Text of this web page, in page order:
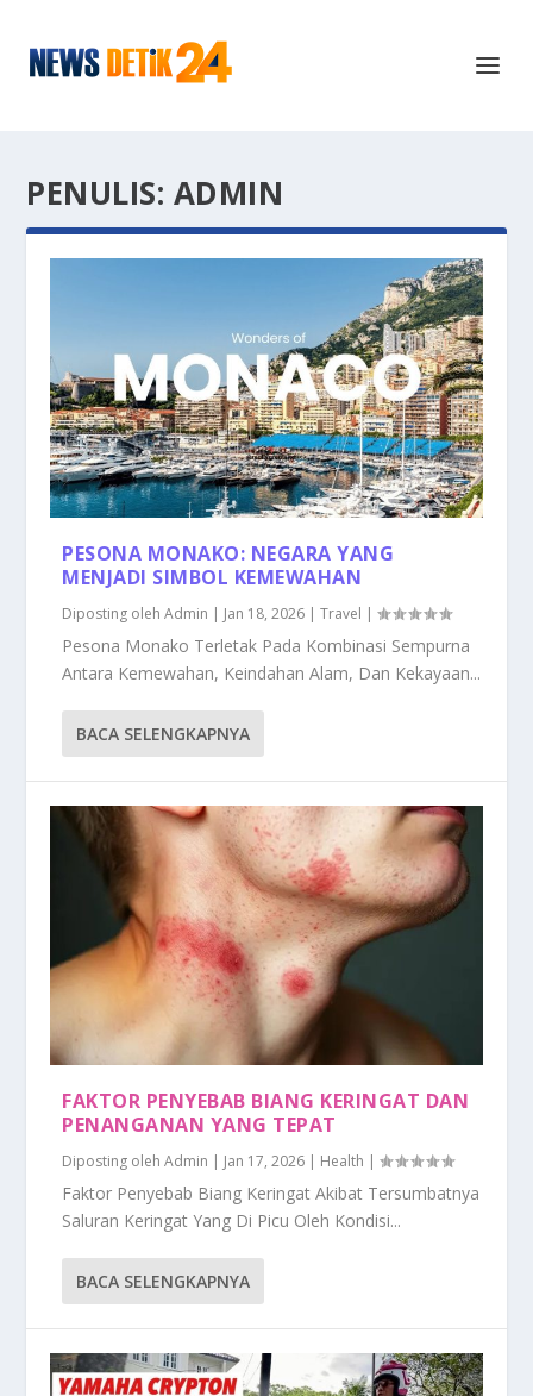
PENULIS: ADMIN
PESONA MONAKO: NEGARA YANG
MENJADI SIMBOL KEMEWAHAN
Diposting olehAdmin | Jan 18, 2026 |Travel |
Pesona Monako Terletak Pada Kombinasi Sempurna
Antara Kemewahan, Keindahan Alam, Dan Kekayaan...
BACA SELENGKAPNYA
FAKTOR PENYEBAB BIANG KERINGAT DAN
PENANGANAN YANG TEPAT
Diposting olehAdmin | Jan 17, 2026 | Health |
Faktor Penyebab Biang Keringat Akibat Tersumbatnya
Saluran Keringat Yang Di Picu Oleh Kondisi...
BACA SELENGKAPNYA